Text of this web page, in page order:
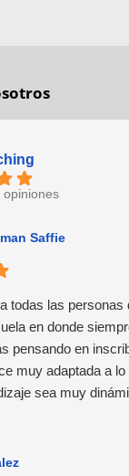
opiniones
Saffie
todas las
en donde
pensando en
muy adaptada a
sea muy